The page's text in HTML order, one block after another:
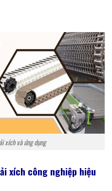
xích và ứng dụng
xích công nghiệp hiệu